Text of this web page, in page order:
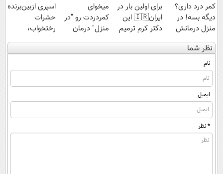
کمر درد داری؟
دیگه بسه! در
منزل درمانش
کن
(◀پرسش‌نامه)
برای اولین بار در
ایران🇮🇷 این
دکتر کرم ترمیم
کننده 23 روزه
ساخت!
میخوای
کمردردت رو "در
منزل" درمان
کنی؟ (◂فیلم +
◂پرسش‌نامه)
اسپری ازبین‌برنده
حشرات
رختخواب،
مناسب برای
مقابله با انواع
نظر شما
نام
ایمیل
* نظر